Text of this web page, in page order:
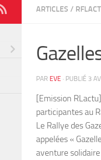
ARTICLES /
PAR EVE · PUBLIÉ 3
[Emission
participantes au
Le Rallye des
appelées «
aventure